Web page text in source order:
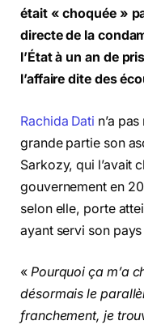
était « choquée »
directe de la
l’État à un an de
l’affaire dite des
Rachida Dati n’a
grande partie son
Sarkozy, qui l’avait
gouvernement en
selon elle, porte
ayant servi son
« Pourquoi ça m’a
désormais le
franchement, je